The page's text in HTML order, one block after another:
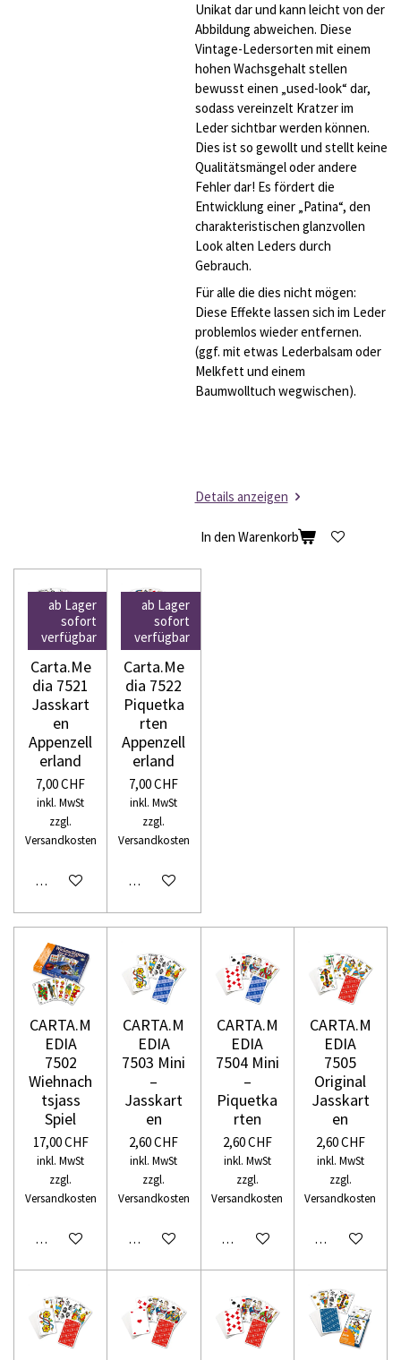
Unikat dar und kann leicht von der
Abbildung abweichen. Diese
Vintage-Ledersorten mit einem
hohen Wachsgehalt stellen
bewusst einen „used-look“ dar,
sodass vereinzelt Kratzer im
Leder sichtbar werden können.
Dies ist so gewollt und stellt keine
Qualitätsmängel oder andere
Fehler dar! Es fördert die
Entwicklung einer „Patina“, den
charakteristischen glanzvollen
Look alten Leders durch
Gebrauch.
Für alle die dies nicht mögen:
Diese Effekte lassen sich im Leder
problemlos wieder entfernen.
(ggf. mit etwas Lederbalsam oder
Melkfett und einem
Baumwolltuch wegwischen).
Details anzeigen
In den Warenkorb
ab Lager
sofort
verfügbar
Carta.Me
dia 7521
Jasskart
en
Appenzell
erland
7,00 CHF
inkl. MwSt
zzgl.
Versandkosten
In den Warenkorb
ab Lager
sofort
verfügbar
Carta.Me
dia 7522
Piquetka
rten
Appenzell
erland
7,00 CHF
inkl. MwSt
zzgl.
Versandkosten
In den Warenkorb
CARTA.M
EDIA
7502
Wiehnach
tsjass
Spiel
17,00 CHF
inkl. MwSt
zzgl.
Versandkosten
In den Warenkorb
CARTA.M
EDIA
7503 Mini
–
Jasskart
en
2,60 CHF
inkl. MwSt
zzgl.
Versandkosten
In den Warenkorb
CARTA.M
EDIA
7504 Mini
–
Piquetka
rten
2,60 CHF
inkl. MwSt
zzgl.
Versandkosten
In den Warenkorb
CARTA.M
EDIA
7505
Original
Jasskart
en
2,60 CHF
inkl. MwSt
zzgl.
Versandkosten
In den